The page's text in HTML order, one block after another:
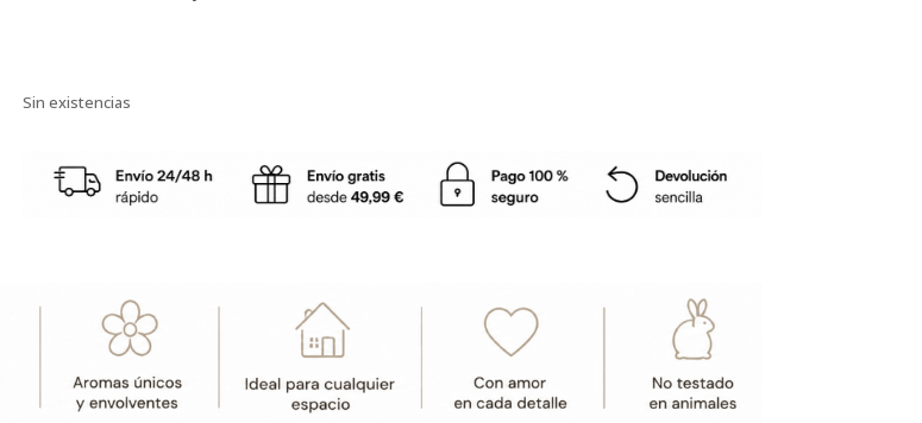
Sin existencias